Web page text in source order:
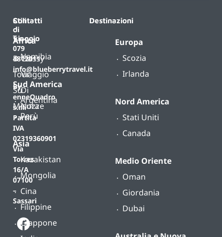
Contatti
T.
079
4812011
info@blueberrytravel.it
By
enneQuadro
s.r.l.
Partita
IVA
02319360901
Via
Torres
16/A
07100
–
Sassari
Destinazioni
Africa
Namibia
Sud America
Argentina
Perù
Asia
Kazakistan
Mongolia
Cina
Filippine
Giappone
Europa
Scozia
Irlanda
Nord America
Stati Uniti
Canada
Medio Oriente
Oman
Giordania
Dubai
Stili
di
viaggio
B-
Tour
Su
Misura
Classy
Viaggio
Di
Nozze